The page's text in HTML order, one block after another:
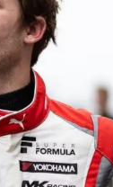
Moderní pětiboj
Motorsport
Olympijské hry
Parasport
Plavání